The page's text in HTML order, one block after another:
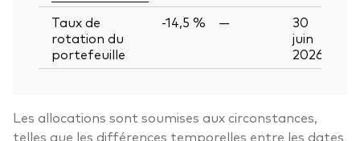
Taux de
rotation du
portefeuille
-14,5 % —
30
juin
2026
Les allocations sont soumises aux circonstances,
telles que les différences temporelles entre les dates